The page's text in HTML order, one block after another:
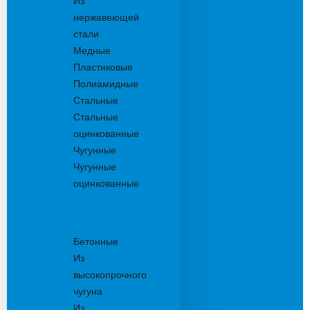
нержавеющей
стали
Медные
Пластиковые
Полиамидные
Стальные
Стальные
оцинкованные
Чугунные
Чугунные
оцинкованные
Бетонные
Из
высокопрочного
чугуна